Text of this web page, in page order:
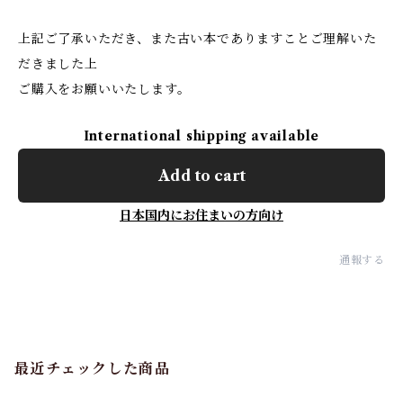
上記ご了承いただき、また古い本でありますことご理解いた
だきました上
ご購入をお願いいたします。
International shipping available
Add to cart
日本国内にお住まいの方向け
通報する
最近チェックした商品